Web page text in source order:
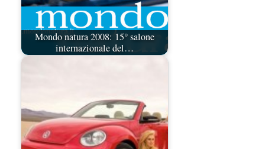
Mondo natura 2008: 15° salone
internazionale del…